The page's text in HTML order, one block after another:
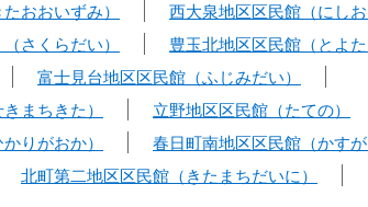
おおいずみ）
西大泉地区区民館（にしお
さくらだい）
豊玉北地区区民館（とよた
富士見台地区区民館（ふじみだい）
まちきた）
立野地区区民館（たての）
りがおか）
春日町南地区区民館（かすが
北町第二地区区民館（きたまちだいに）